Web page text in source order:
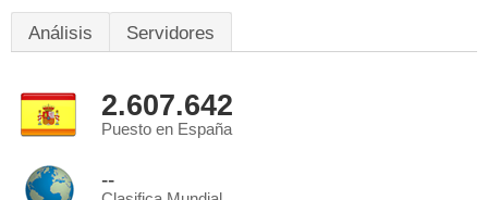
Análisis Servidores
2.607.642
Puesto en España
--